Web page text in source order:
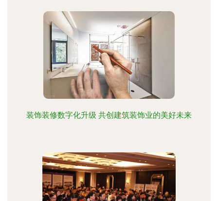
装饰装修数字化升级 共创建筑装饰业的美好未来